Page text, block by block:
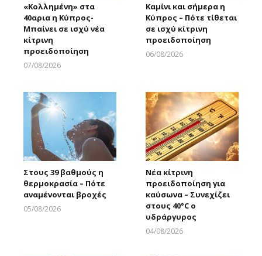
«Κολλημένη» στα
40αρια η Κύπρος-
Μπαίνει σε ισχύ νέα
κίτρινη
προειδοποίηση
07/08/2026
Καμίνι και σήμερα η
Κύπρος – Πότε τίθεται
σε ισχύ κίτρινη
προειδοποίηση
06/08/2026
Στους 39 βαθμούς η
θερμοκρασία – Πότε
αναμένονται βροχές
05/08/2026
Νέα κίτρινη
προειδοποίηση για
καύσωνα – Συνεχίζει
στους 40°C ο
υδράργυρος
04/08/2026